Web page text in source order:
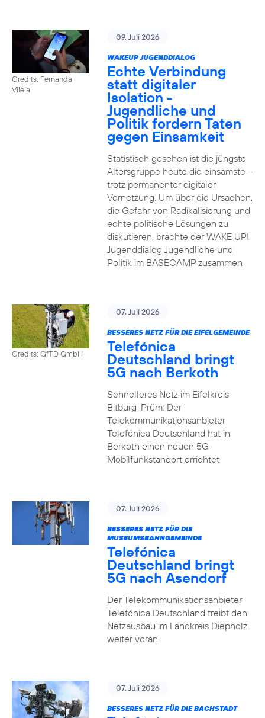
Credits: Fernanda
Vilela
09. Juli 2026
WAKEUP JUGENDDIALOG
Echte Verbindung
statt digitaler
Isolation -
Jugendliche und
Politik fordern Taten
gegen Einsamkeit
Statistisch gesehen ist die jüngste
Altersgruppe heute die einsamste –
trotz permanenter digitaler
Vernetzung. Um über die Ursachen,
die Gefahr von Radikalisierung und
echte politische Lösungen zu
diskutieren, brachte der WAKE UP!
Jugenddialog Jugendliche und
Politik im BASECAMP zusammen
Credits: GfTD GmbH
07. Juli 2026
BESSERES NETZ FÜR DIE EIFELGEMEINDE
Telefónica
Deutschland bringt
5G nach Berkoth
Schnelleres Netz im Eifelkreis
Bitburg-Prüm: Der
Telekommunikationsanbieter
Telefónica Deutschland hat in
Berkoth einen neuen 5G-
Mobilfunkstandort errichtet
07. Juli 2026
BESSERES NETZ FÜR DIE
MUSEUMSBAHNGEMEINDE
Telefónica
Deutschland bringt
5G nach Asendorf
Der Telekommunikationsanbieter
Telefónica Deutschland treibt den
Netzausbau im Landkreis Diepholz
weiter voran
07. Juli 2026
BESSERES NETZ FÜR DIE BACHSTADT